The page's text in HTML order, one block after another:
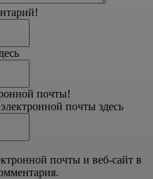
почты!
почты здесь
почты и веб-сайт в